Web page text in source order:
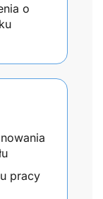
o
pracy